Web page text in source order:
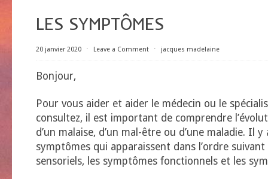
LES SYMPTÔMES
20 janvier 2020 ⋅ Leave a Comment ⋅ jacques madelaine
Bonjour,
Pour vous aider et aider le médecin ou le
consultez, il est important de comprendre
d’un malaise, d’un mal-être ou d’une maladie. Il
symptômes qui apparaissent dans l’ordre
sensoriels, les symptômes fonctionnels et les